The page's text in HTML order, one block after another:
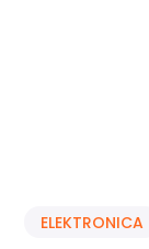
ELEKTRONICA